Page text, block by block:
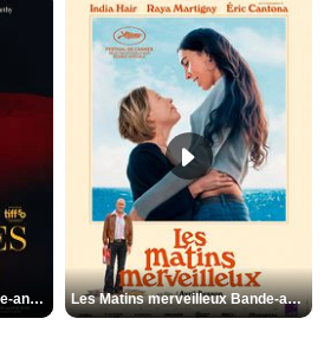
Les Silences de Riyad Bande-annonce VO STFR Les Matins merveilleux Bande-annonce VF